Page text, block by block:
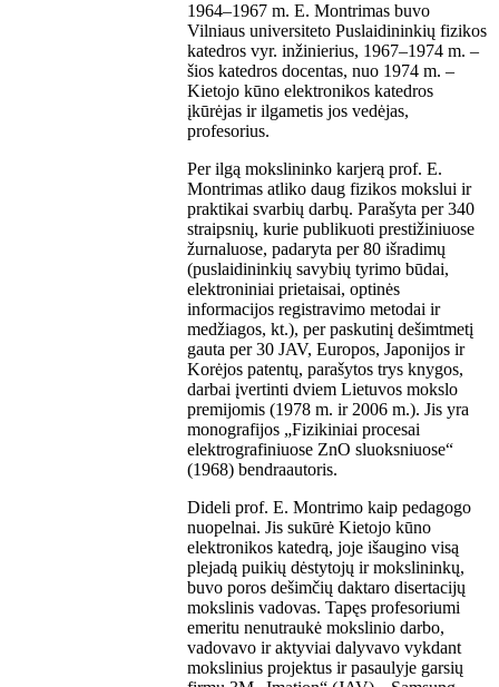
1964–1967 m. E. Montrimas buvo
Vilniaus universiteto Puslaidininkių fizikos
katedros vyr. inžinierius, 1967–1974 m. –
šios katedros docentas, nuo 1974 m. –
Kietojo kūno elektronikos katedros
įkūrėjas ir ilgametis jos vedėjas,
profesorius.
Per ilgą mokslininko karjerą prof. E.
Montrimas atliko daug fizikos mokslui ir
praktikai svarbių darbų. Parašyta per 340
straipsnių, kurie publikuoti prestižiniuose
žurnaluose, padaryta per 80 išradimų
(puslaidininkių savybių tyrimo būdai,
elektroniniai prietaisai, optinės
informacijos registravimo metodai ir
medžiagos, kt.), per paskutinį dešimtmetį
gauta per 30 JAV, Europos, Japonijos ir
Korėjos patentų, parašytos trys knygos,
darbai įvertinti dviem Lietuvos mokslo
premijomis (1978 m. ir 2006 m.). Jis yra
monografijos „Fizikiniai procesai
elektrografiniuose ZnO sluoksniuose“
(1968) bendraautoris.
Dideli prof. E. Montrimo kaip pedagogo
nuopelnai. Jis sukūrė Kietojo kūno
elektronikos katedrą, joje išaugino visą
plejadą puikių dėstytojų ir mokslininkų,
buvo poros dešimčių daktaro disertacijų
mokslinis vadovas. Tapęs profesoriumi
emeritu nenutraukė mokslinio darbo,
vadovavo ir aktyviai dalyvavo vykdant
mokslinius projektus ir pasaulyje garsių